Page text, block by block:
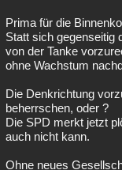
Lesenswert
Prima für die
Statt sich gegenseitig
von der Tanke
ohne Wachstum
Die Denkrichtung
beherrschen, oder ?
Die SPD merkt jetzt
auch nicht kann.
Ohne neues